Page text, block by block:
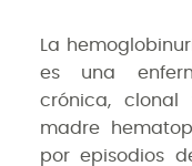
La
es una
crónica,
madre
por episodios